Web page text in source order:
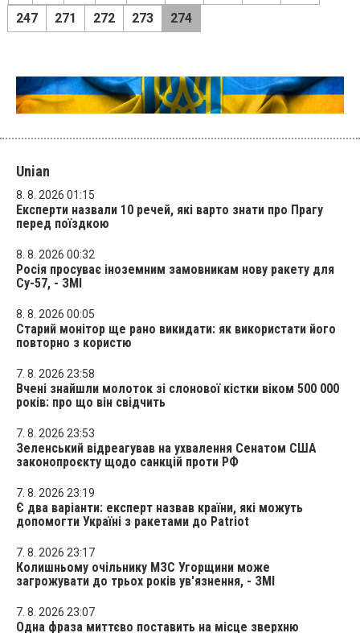
247
271 272 273 274
Unian
8. 8. 2026 01:15
Експерти назвали 10 речей, які варто знати про Прагу
перед поїздкою
8. 8. 2026 00:32
Росія просуває іноземним замовникам нову ракету для
Су-57, - ЗМІ
8. 8. 2026 00:05
Старий монітор ще рано викидати: як використати його
повторно з користю
7. 8. 2026 23:58
Вчені знайшли молоток зі слонової кістки віком 500 000
років: про що він свідчить
7. 8. 2026 23:53
Зеленський відреагував на ухвалення Сенатом США
законопроєкту щодо санкцій проти РФ
7. 8. 2026 23:19
Є два варіанти: експерт назвав країни, які можуть
допомогти Україні з ракетами до Patriot
7. 8. 2026 23:17
Колишньому очільнику МЗС Угорщини може
загрожувати до трьох років ув'язнення, - ЗМІ
7. 8. 2026 23:07
Одна фраза миттєво поставить на місце зверхню